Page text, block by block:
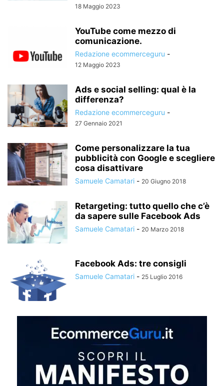
18 Maggio 2023
YouTube come mezzo di
comunicazione.
Redazione ecommerceguru -
12 Maggio 2023
Ads e social selling: qual è la
differenza?
Redazione ecommerceguru -
27 Gennaio 2021
Come personalizzare la tua
pubblicità con Google e scegliere
cosa disattivare
Samuele Camatari - 20 Giugno 2018
Retargeting: tutto quello che c’è
da sapere sulle Facebook Ads
Samuele Camatari - 20 Marzo 2018
Facebook Ads: tre consigli
Samuele Camatari - 25 Luglio 2016